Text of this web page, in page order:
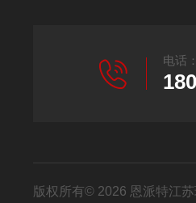
电话
版权所有© 2026 恩派特江